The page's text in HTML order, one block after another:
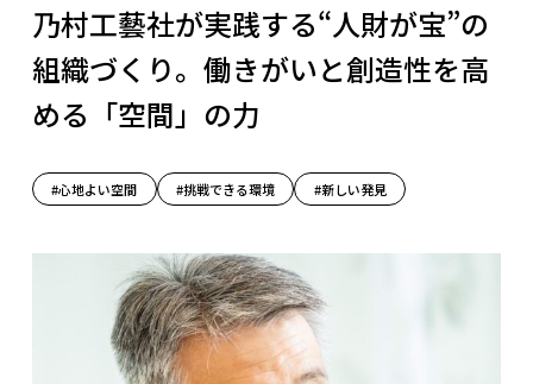
乃村工藝社が実践する“人財が宝”の
組織づくり。働きがいと創造性を高
める「空間」の力
#心地よい空間 #挑戦できる環境 #新しい発見